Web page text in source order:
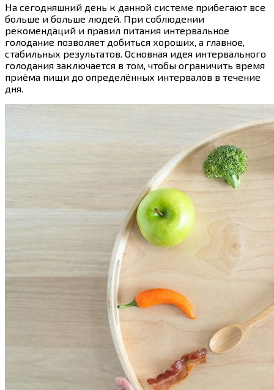
На сегодняшний день к данной системе прибегают все
больше и больше людей. При соблюдении
рекомендаций и правил питания интервальное
голодание позволяет добиться хороших, а главное,
стабильных результатов. Основная идея интервального
голодания заключается в том, чтобы ограничить время
приёма пищи до определённых интервалов в течение
дня.